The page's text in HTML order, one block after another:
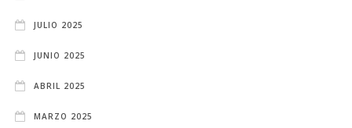
JULIO 2025
JUNIO 2025
ABRIL 2025
MARZO 2025